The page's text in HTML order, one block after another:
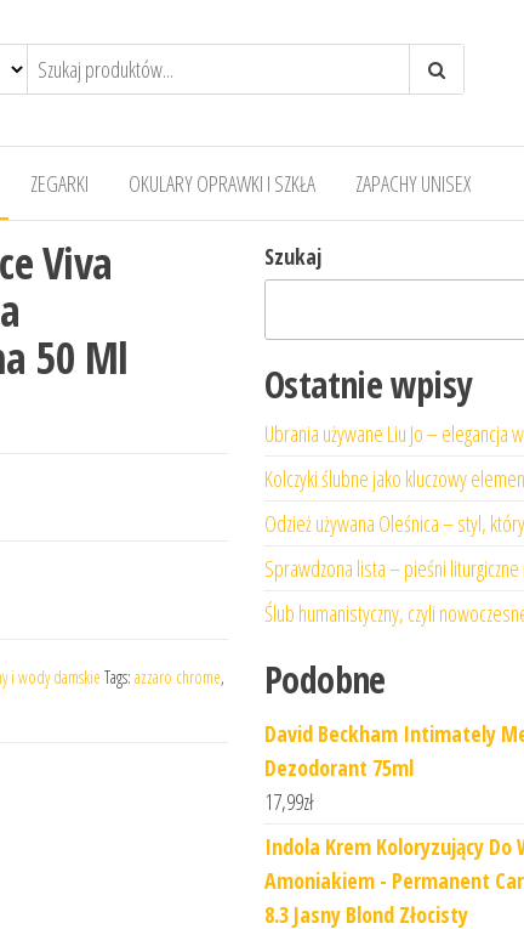
ZEGARKI OKULARY OPRAWKI I SZKŁA ZAPACHY UNISEX
Viva
50 Ml
i wody damskie Tags: azzaro chrome,
Szukaj
Ostatnie wpisy
Ubrania używane Liu Jo – elegancja
Kolczyki ślubne jako kluczowy
Odzież używana Oleśnica – styl,
Sprawdzona lista – pieśni
Ślub humanistyczny, czyli
Podobne
David Beckham Intimately
Dezodorant 75ml
17,99zł
Indola Krem Koloryzujący Do
Amoniakiem - Permanent
8.3 Jasny Blond Złocisty